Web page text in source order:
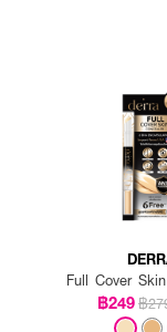
Full Cover
฿249฿